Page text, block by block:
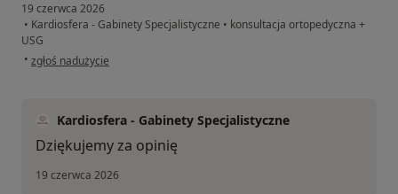
19 czerwca 2026
• Kardiosfera - Gabinety Specjalistyczne • konsultacja ortopedyczna +
USG
• w opinii użytkownika AS
zgłoś nadużycie
Kardiosfera - Gabinety Specjalistyczne
Dziękujemy za opinię
19 czerwca 2026